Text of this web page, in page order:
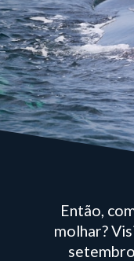
Então,
molhar?